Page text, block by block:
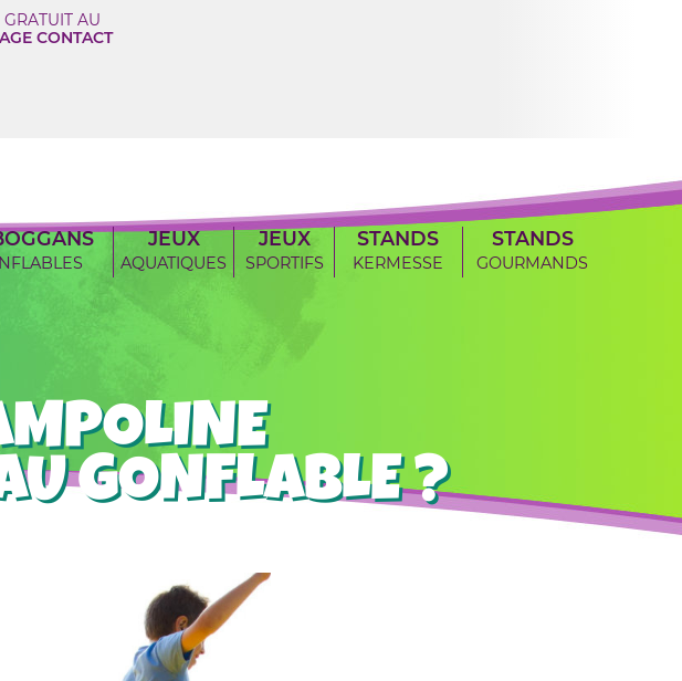
AU
CONTACT
JEUX
AQUATIQUES
JEUX
SPORTIFS
STANDS
KERMESSE
STANDS
GOURMANDS
GONFLABLE ?